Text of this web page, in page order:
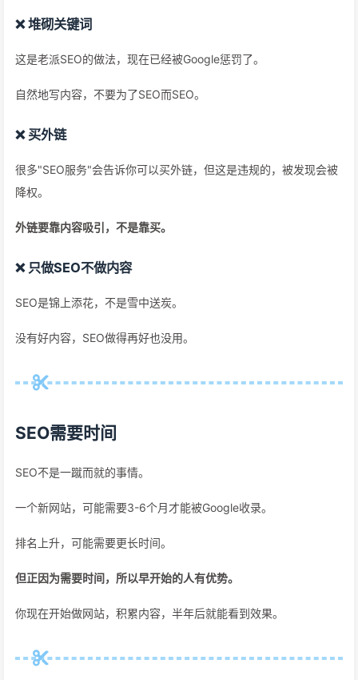
❌ 堆砌关键词
这是老派SEO的做法，现在已经被Google惩罚了。
自然地写内容，不要为了SEO而SEO。
❌ 买外链
很多"SEO服务"会告诉你可以买外链，但这是违规的，被发现会被
降权。
外链要靠内容吸引，不是靠买。
❌ 只做SEO不做内容
SEO是锦上添花，不是雪中送炭。
没有好内容，SEO做得再好也没用。
SEO需要时间
SEO不是一蹴而就的事情。
一个新网站，可能需要3-6个月才能被Google收录。
排名上升，可能需要更长时间。
但正因为需要时间，所以早开始的人有优势。
你现在开始做网站，积累内容，半年后就能看到效果。